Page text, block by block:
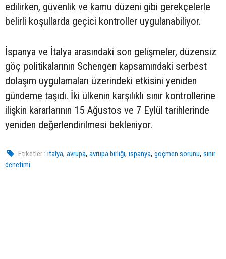
edilirken, güvenlik ve kamu düzeni gibi gerekçelerle
belirli koşullarda geçici kontroller uygulanabiliyor.
İspanya ve İtalya arasındaki son gelişmeler, düzensiz
göç politikalarının Schengen kapsamındaki serbest
dolaşım uygulamaları üzerindeki etkisini yeniden
gündeme taşıdı. İki ülkenin karşılıklı sınır kontrollerine
ilişkin kararlarının 15 Ağustos ve 7 Eylül tarihlerinde
yeniden değerlendirilmesi bekleniyor.
Etiketler : italya,avrupa,avrupa birliği,ispanya,göçmen sorunu,sınır
denetimi